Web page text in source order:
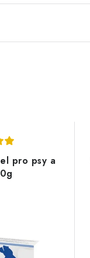
pro psy a